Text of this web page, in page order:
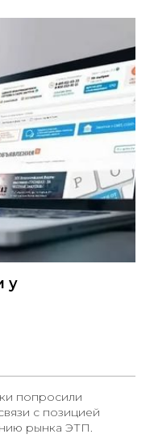
интеллектуальной
2021 года № 2550
у
попросили
с позицией
рынка ЭТП.